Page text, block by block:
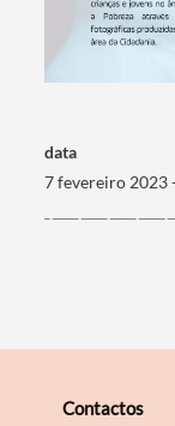
data
7 fevereiro 2023
Contactos